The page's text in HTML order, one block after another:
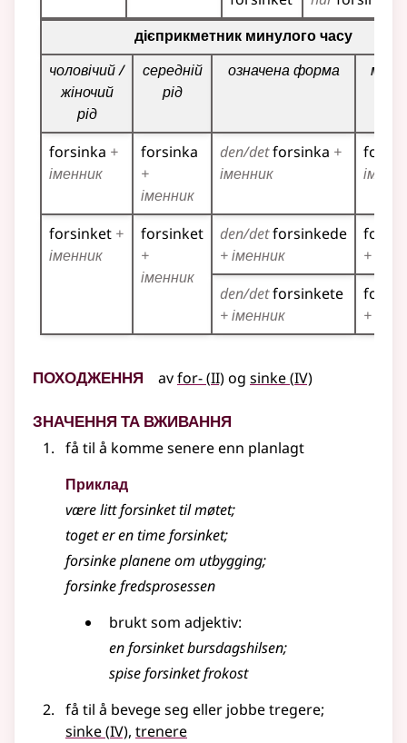
Таблиця відмінювання дієприкметників для цього
дієприкметник минулого часу
чоловічий /
жіночий
рід
середній
рід
означена форма
forsinka +
іменник
forsinka
+
іменник
den/detforsinka +
іменник
forsinket +
іменник
forsinket
+
іменник
den/detforsinkede
+ іменник
+
den/detforsinkete
+ іменник
+
Походження avfor-(2
II)og sinke(4
IV)
Значення та вживання
få til å komme senere enn planlagt
Приклад
være litt forsinket til møtet;
toget er en timeforsinket;
forsinke planene om utbygging;
forsinke fredsprosessen
brukt som adjektiv:
en forsinket bursdagshilsen;
spise forsinket frokost
få til å bevege seg eller jobbe tregere;
sinke(4
IV), trenere